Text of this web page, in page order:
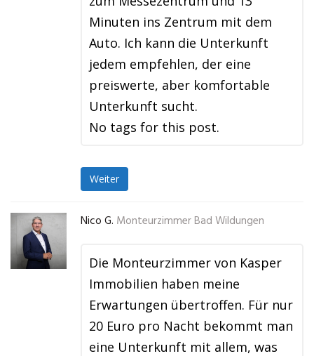
Minuten ins Zentrum mit dem
Auto. Ich kann die Unterkunft
jedem empfehlen, der eine
preiswerte, aber komfortable
Unterkunft sucht.
No tags for this post.
Weiter
Nico G. Monteurzimmer Bad Wildungen
Die Monteurzimmer von Kasper
Immobilien haben meine
Erwartungen übertroffen. Für nur
20 Euro pro Nacht bekommt man
eine Unterkunft mit allem, was